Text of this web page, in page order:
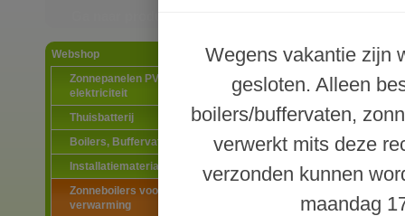
Webshop
Zonnepanelen PV-systemen
elektriciteit
Thuisbatterij
Boilers, Buffervaten en toebehoren
Installatiematerialen
Zonneboilers voor warmtapwater en
verwarming
Wegens vakantie zijn
gesloten. Alleen
boilers/buffervaten,
verwerkt mits deze
verzonden kunnen
maandag